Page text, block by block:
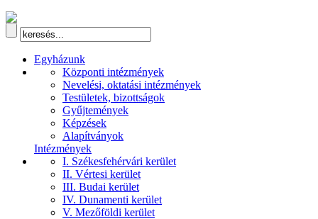
Egyházunk
Központi intézmények
Nevelési, oktatási intézmények
Testületek, bizottságok
Gyűjtemények
Képzések
Alapítványok
Intézmények
I. Székesfehérvári kerület
II. Vértesi kerület
III. Budai kerület
IV. Dunamenti kerület
V. Mezőföldi kerület